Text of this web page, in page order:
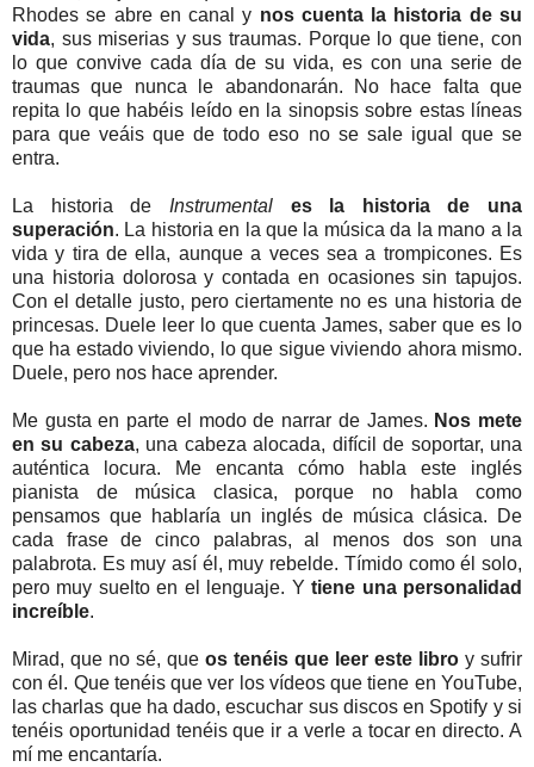
Rhodes se abre en canal y nos cuenta la historia de su
vida, sus miserias y sus traumas. Porque lo que tiene, con
lo que convive cada día de su vida, es con una serie de
traumas que nunca le abandonarán. No hace falta que
repita lo que habéis leído en la sinopsis sobre estas líneas
para que veáis que de todo eso no se sale igual que se
entra.
La historia de Instrumental
es la historia de una
superación. La historia en la que la música da la mano a la
vida y tira de ella, aunque a veces sea a trompicones. Es
una historia dolorosa y contada en ocasiones sin tapujos.
Con el detalle justo, pero ciertamente no es una historia de
princesas. Duele leer lo que cuenta James, saber que es lo
que ha estado viviendo, lo que sigue viviendo ahora mismo.
Duele, pero nos hace aprender.
Me gusta en parte el modo de narrar de James. Nos mete
en su cabeza, una cabeza alocada, difícil de soportar, una
auténtica locura. Me encanta cómo habla este inglés
pianista de música clasica, porque no habla como
pensamos que hablaría un inglés de música clásica. De
cada frase de cinco palabras, al menos dos son una
palabrota. Es muy así él, muy rebelde. Tímido como él solo,
pero muy suelto en el lenguaje. Ytiene una personalidad
increíble.
Mirad, que no sé, que os tenéis que leer este libro y sufrir
con él. Que tenéis que ver los vídeos que tiene en YouTube,
las charlas que ha dado, escuchar sus discos en Spotify y si
tenéis oportunidad tenéis que ir a verle a tocar en directo. A
mí me encantaría.